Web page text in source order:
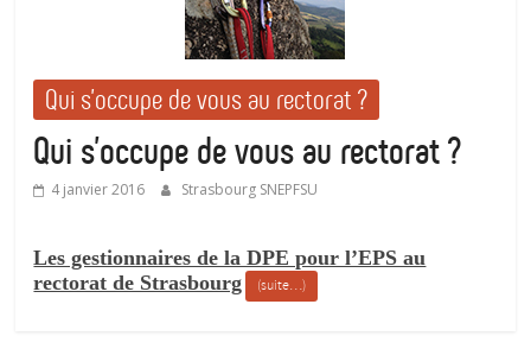
Qui s'occupe de vous au rectorat ?
Qui s’occupe de vous au rectorat ?
4 janvier 2016 Strasbourg SNEPFSU
Les gestionnaires de la DPE pour l’EPS au
rectorat de Strasbourg
(suite…)